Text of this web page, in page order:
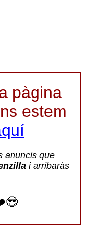
pàgina
estem
anuncis que
i arribaràs